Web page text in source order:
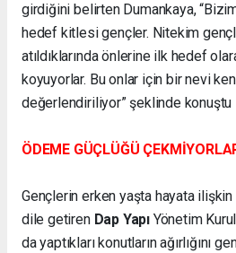
girdiğini belirten Dumankaya,
hedef kitlesi gençler. Nitekim
atıldıklarında önlerine ilk hedef
koyuyorlar. Bu onlar için bir nevi
değerlendiriliyor” şeklinde konuştu
ÖDEME GÜÇLÜĞÜ
Gençlerin erken yaşta hayata
dile getiren Dap YapıYönetim
da yaptıkları konutların ağırlığını